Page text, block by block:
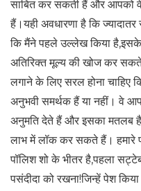
साबित कर सकती हैं और आपको
हैं।यही अवधारणा है कि
कि मैंने पहले उल्लेख किया है,इसके
अतिरिक्त मूल्य की खोज कर
लगाने के लिए सरल होना
अनुभवी समर्थक हैं या नहीं। वे
अनुमति देते हैं और इसका मतलब
लाभ में लॉक कर सकते हैं। हमारे
पॉलिश शो के भीतर है,पहला
पसंदीदा को रखना!जिन्हें पेश